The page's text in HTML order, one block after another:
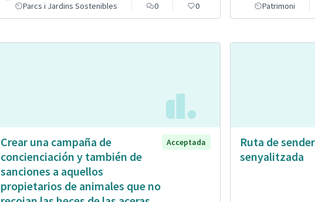
Parcs i Jardins Sostenibles
0 0
Patrimoni
Crear una campaña de
concienciación y también de
sanciones a aquellos
propietarios de animales que no
Acceptada
Ruta de
senyalitzada